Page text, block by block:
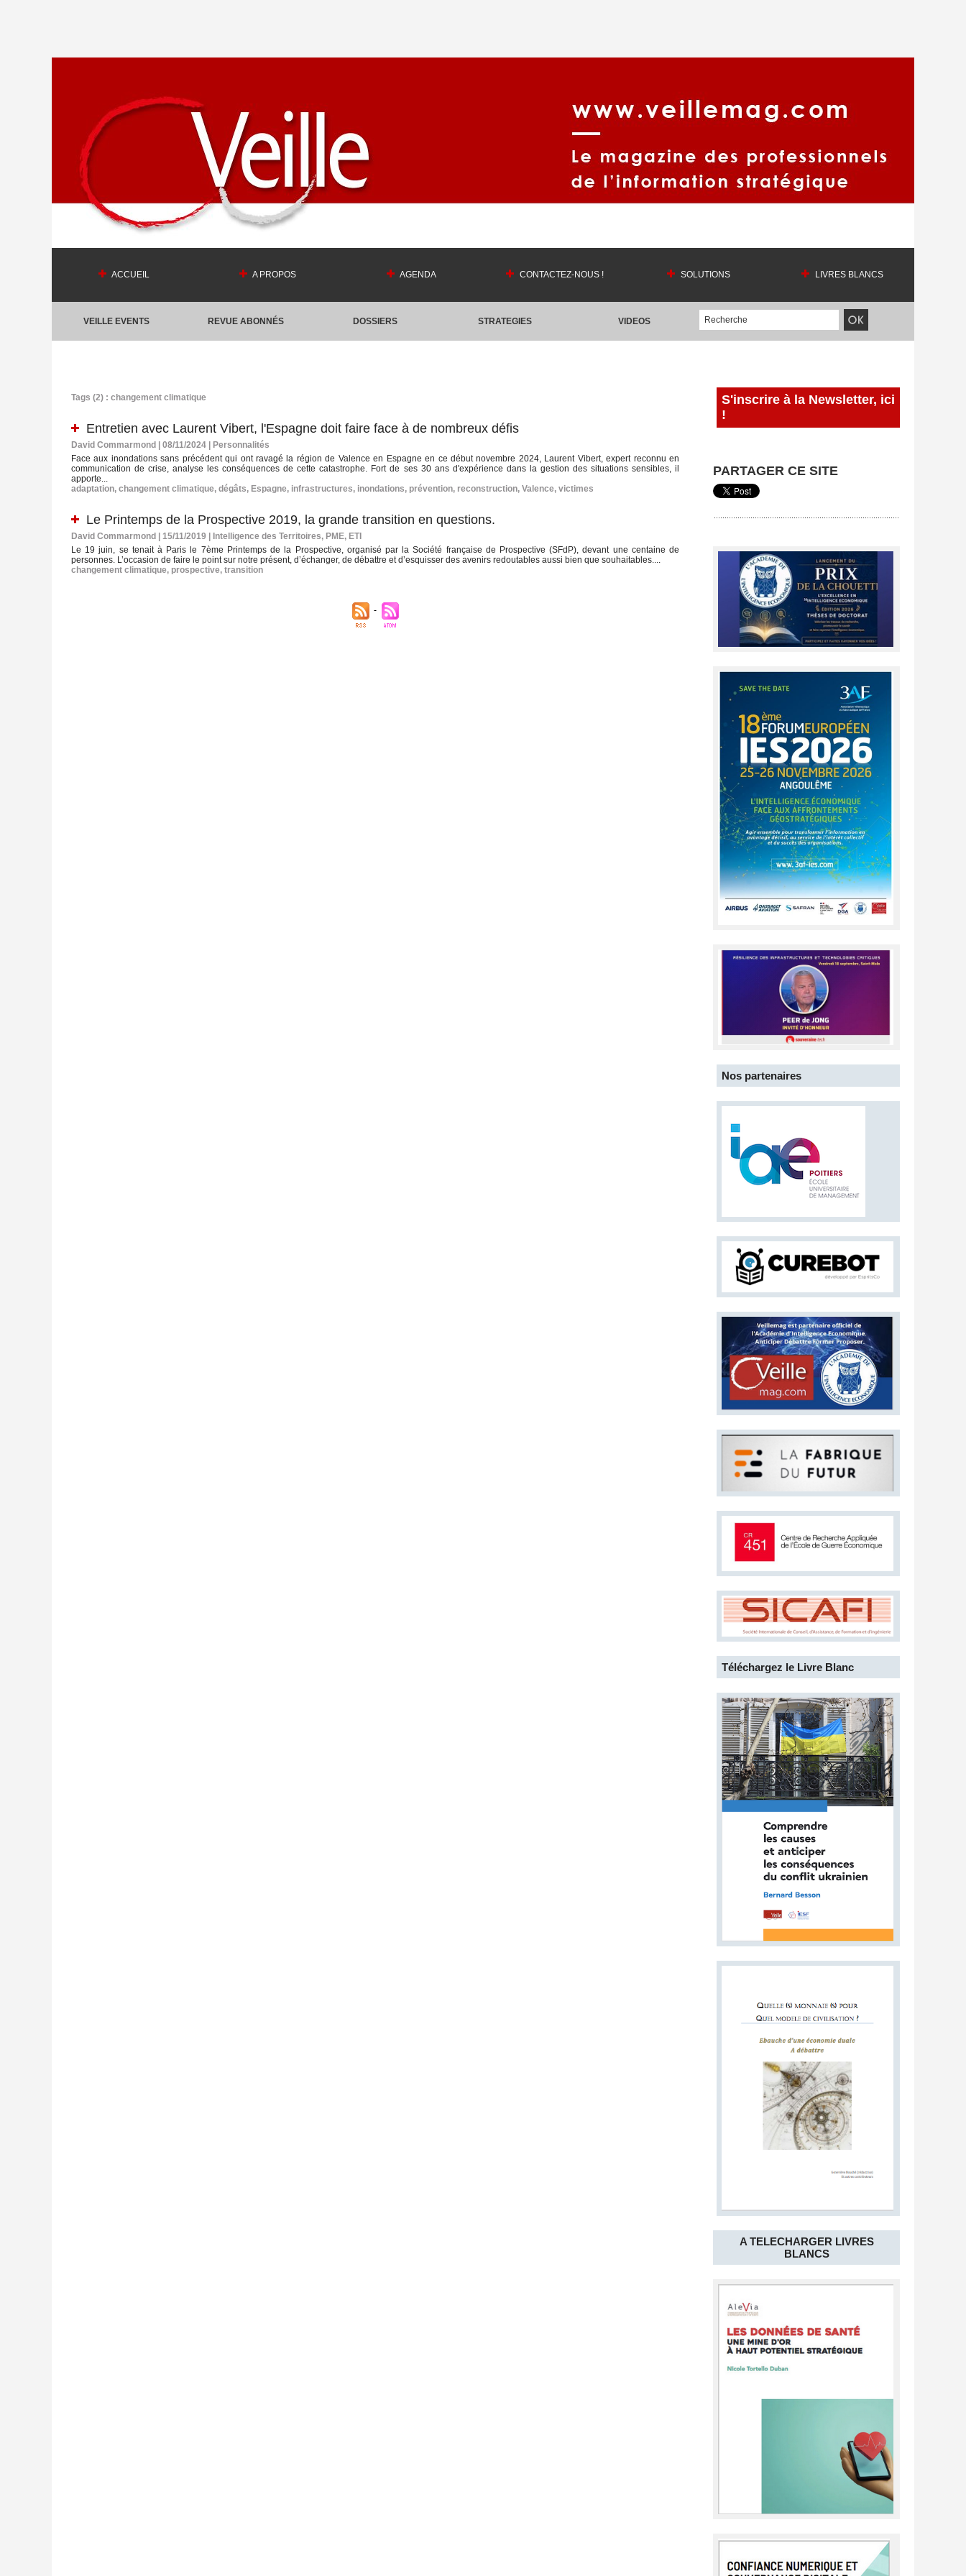
ACCUEIL A PROPOS AGENDA CONTACTEZ-NOUS ! SOLUTIONS LIVRES BLANCS
VEILLE EVENTS REVUE ABONNÉS DOSSIERS STRATEGIES VIDEOS
Tags (2) : changement climatique
Entretien avec Laurent Vibert, l'Espagne doit faire face à de nombreux défis
David Commarmond | 08/11/2024
Personnalités
Face aux inondations sans précédent qui ont ravagé la région de Valence en Espagne en ce début novembre 2024, Laurent Vibert, expert reconnu en
communication de crise, analyse les conséquences de cette catastrophe. Fort de ses 30 ans d'expérience dans la gestion des situations sensibles, il
apporte...
adaptation, changement climatique, dégâts, Espagne, infrastructures, inondations, prévention, reconstruction, Valence, victimes
Le Printemps de la Prospective 2019, la grande transition en questions.
David Commarmond | 15/11/2019
Intelligence des Territoires, PME, ETI
Le 19 juin, se tenait à Paris le 7ème Printemps de la Prospective, organisé par la Société française de Prospective (SFdP), devant une centaine de
personnes. L’occasion de faire le point sur notre présent, d’échanger, de débattre et d’esquisser des avenirs redoutables aussi bien que souhaitables....
changement climatique, prospective, transition
S'inscrire à la Newsletter, ici
!
PARTAGER CE SITE
Nos partenaires
Téléchargez le Livre Blanc
A TELECHARGER LIVRES
BLANCS